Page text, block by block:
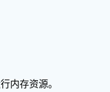
内存资源。